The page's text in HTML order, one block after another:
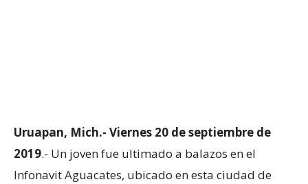
Uruapan, Mich.- Viernes 20 de septiembre de
2019.- Un joven fue ultimado a balazos en el
Infonavit Aguacates, ubicado en esta ciudad de